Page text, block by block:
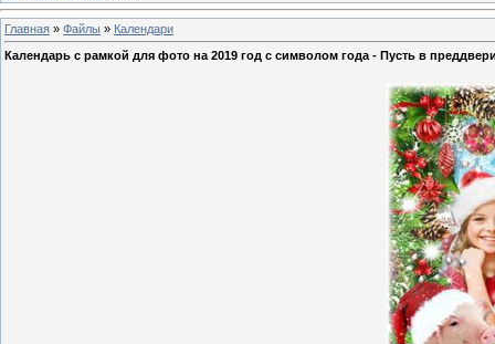
Главная » Файлы » Календари
Календарь с рамкой для фото на 2019 год с символом года - Пусть в